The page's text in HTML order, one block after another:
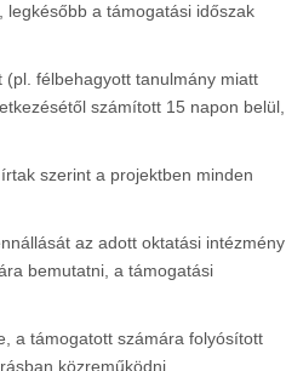
a támogatási időszak
félbehagyott tanulmány miatt
számított 15 napon belül,
szerint a projektben minden
az adott oktatási intézmény
bemutatni, a támogatási
a támogatott számára folyósított
közreműködni,